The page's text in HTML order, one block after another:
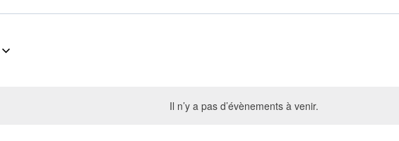
Il n’y a pas d’évènements à venir.